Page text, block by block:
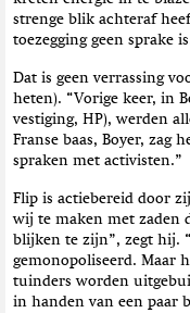
strenge blik achteraf
toezegging geen sprake
Dat is geen verrassing
heten). “Vorige keer, in
vestiging, HP), werden
Franse baas, Boyer, zag
spraken met activisten.”
Flip is actiebereid door
wij te maken met zaden
blijken te zijn”, zegt hij.
gemonopoliseerd. Maar
tuinders worden
in handen van een paar